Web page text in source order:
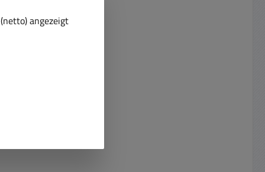
angezeigt